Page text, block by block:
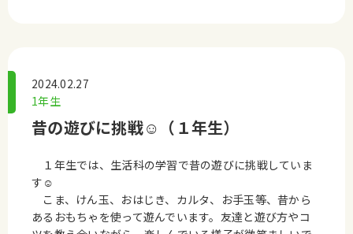
2024.02.27
1年生
昔の遊びに挑戦☺（１年生）
１年生では、生活科の学習で昔の遊びに挑戦していま
す☺
こま、けん玉、おはじき、カルタ、お手玉等、昔から
あるおもちゃを使って遊んでいます。友達と遊び方やコ